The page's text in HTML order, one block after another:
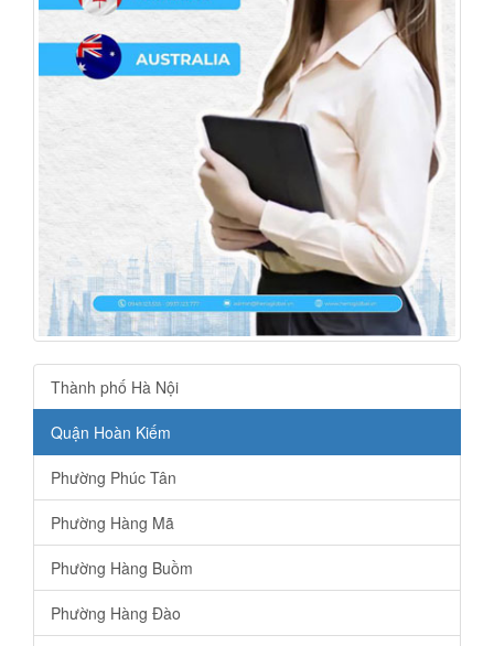
Thành phố Hà Nội
Quận Hoàn Kiếm
Phường Phúc Tân
Phường Hàng Mã
Phường Hàng Buồm
Phường Hàng Đào